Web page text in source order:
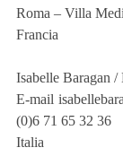
Roma – Villa
Francia
Isabelle Baragan
E-mail
(0)6 71 65 32 36
Italia